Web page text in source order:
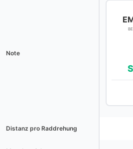
Note
Distanz pro Raddrehung